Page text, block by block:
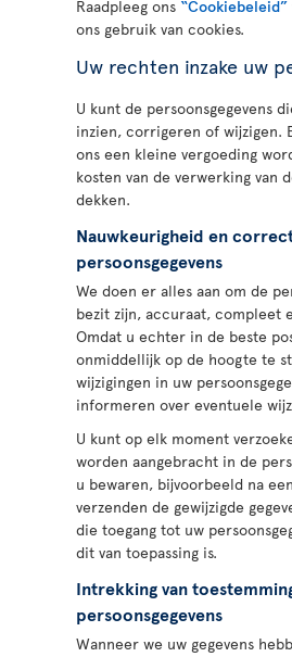
Raadpleeg ons “Cookiebeleid”
ons gebruik van cookies.
Uw rechten inzake uw
U kunt de persoonsgegevens
inzien, corrigeren of wijzigen.
ons een kleine vergoeding
kosten van de verwerking van
dekken.
Nauwkeurigheid en
persoonsgegevens
We doen er alles aan om de
bezit zijn, accuraat, compleet
Omdat u echter in de beste
onmiddellijk op de hoogte te
wijzigingen in uw
informeren over eventuele
U kunt op elk moment
worden aangebracht in de
u bewaren, bijvoorbeeld na
verzenden de gewijzigde
die toegang tot uw
dit van toepassing is.
Intrekking van
persoonsgegevens
Wanneer we uw gegevens